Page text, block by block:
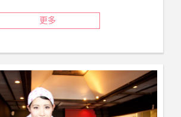
更多